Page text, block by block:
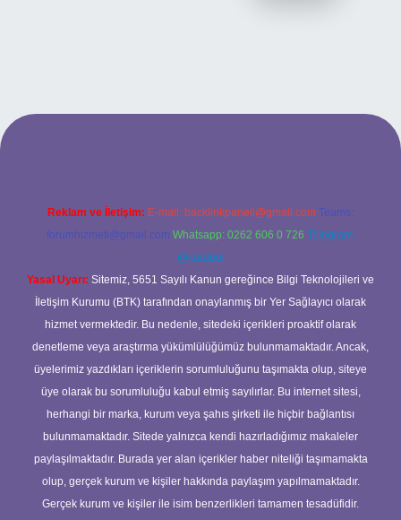
Reklam ve İletişim: E-mail: backlinkpaneli@gmail.com Teams:
forumhizmeti@gmail.com Whatsapp: 0262 606 0 726 Telegram:
@karabul
Yasal Uyarı: Sitemiz, 5651 Sayılı Kanun gereğince Bilgi Teknolojileri ve
İletişim Kurumu (BTK) tarafından onaylanmış bir Yer Sağlayıcı olarak
hizmet vermektedir. Bu nedenle, sitedeki içerikleri proaktif olarak
denetleme veya araştırma yükümlülüğümüz bulunmamaktadır. Ancak,
üyelerimiz yazdıkları içeriklerin sorumluluğunu taşımakta olup, siteye
üye olarak bu sorumluluğu kabul etmiş sayılırlar. Bu internet sitesi,
herhangi bir marka, kurum veya şahıs şirketi ile hiçbir bağlantısı
bulunmamaktadır. Sitede yalnızca kendi hazırladığımız makaleler
paylaşılmaktadır. Burada yer alan içerikler haber niteliği taşımamakta
olup, gerçek kurum ve kişiler hakkında paylaşım yapılmamaktadır.
Gerçek kurum ve kişiler ile isim benzerlikleri tamamen tesadüfidir.